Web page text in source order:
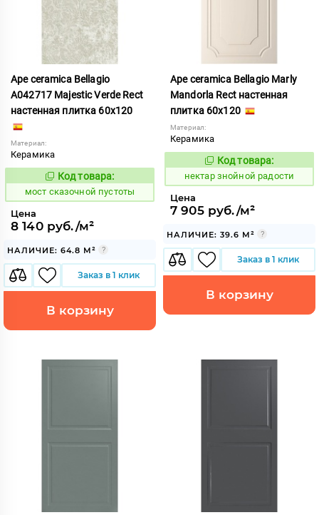
Ape ceramica Bellagio
A042717 Majestic Verde Rect
настенная плитка 60x120
Материал:
Керамика
1026699
Код товара:
мост сказочной пустоты
Цена
8 140 руб./м²
НАЛИЧИЕ: 64.8 М²
Заказ в 1 клик
В корзину
Ape ceramica Bellagio Marly
Mandorla Rect настенная
плитка 60x120
Материал:
Керамика
1129077
Код товара:
нектар знойной радости
Цена
7 905 руб./м²
НАЛИЧИЕ: 39.6 М²
Заказ в 1 клик
В корзину